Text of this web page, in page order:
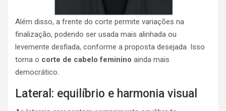
Além disso, a frente do corte permite variações na
finalização, podendo ser usada mais alinhada ou
levemente desfiada, conforme a proposta desejada. Isso
torna o corte de cabelo feminino ainda mais
democrático.
Lateral: equilíbrio e harmonia visual